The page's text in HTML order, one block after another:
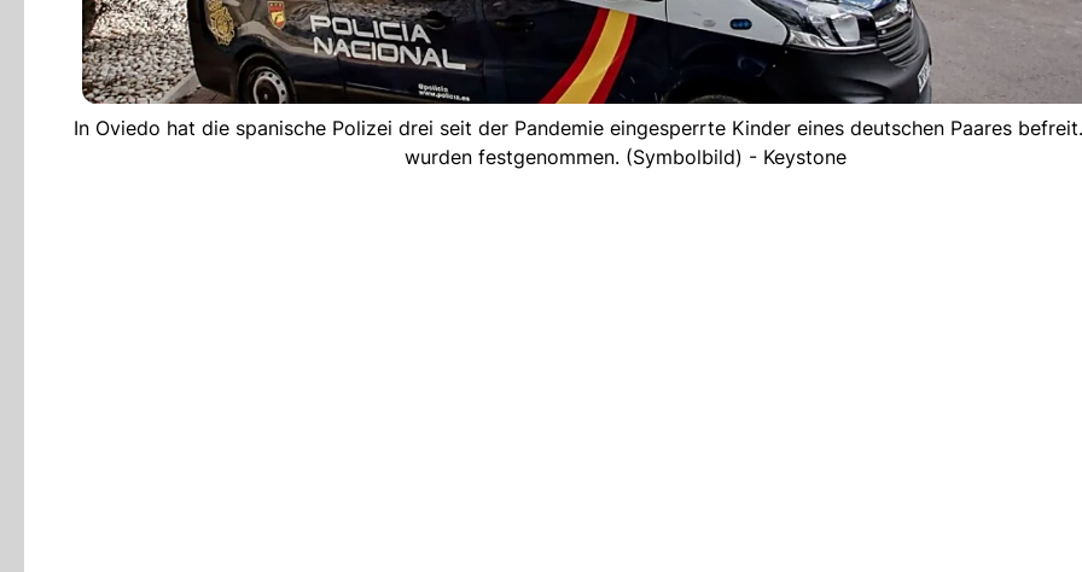
In Oviedo hat die spanische Polizei drei seit der Pandemie eingesperrte Kinder eines deutschen Paares
wurden festgenommen. (Symbolbild) - Keystone